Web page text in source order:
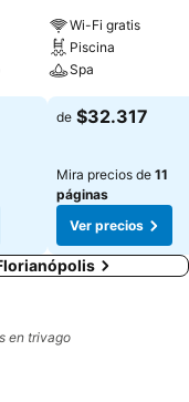
Wi-Fi gratis
Piscina
Spa
de $32.317
Mira precios de 11
páginas
Ver precios
en trivago